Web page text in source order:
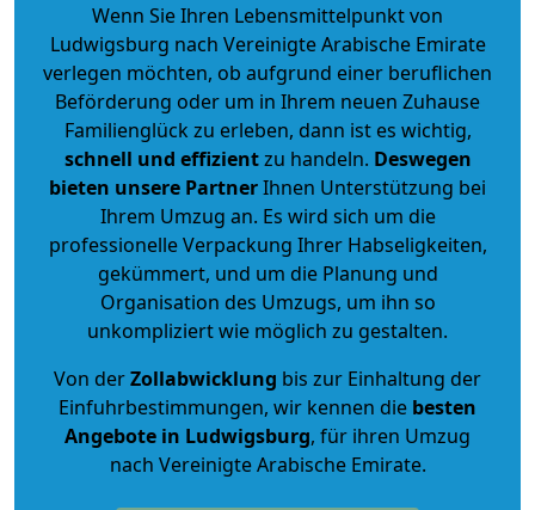
Wenn Sie Ihren Lebensmittelpunkt von
Ludwigsburg nach Vereinigte Arabische Emirate
verlegen möchten, ob aufgrund einer beruflichen
Beförderung oder um in Ihrem neuen Zuhause
Familienglück zu erleben, dann ist es wichtig,
schnell und effizientzu handeln. Deswegen
bieten unsere PartnerIhnen Unterstützung bei
Ihrem Umzug an. Es wird sich um die
professionelle Verpackung Ihrer Habseligkeiten,
gekümmert, und um die Planung und
Organisation des Umzugs, um ihn so
unkompliziert wie möglich zu gestalten.
Von derZollabwicklung bis zur Einhaltung der
Einfuhrbestimmungen, wir kennen die besten
Angebote in Ludwigsburg, für ihren Umzug
nach Vereinigte Arabische Emirate.